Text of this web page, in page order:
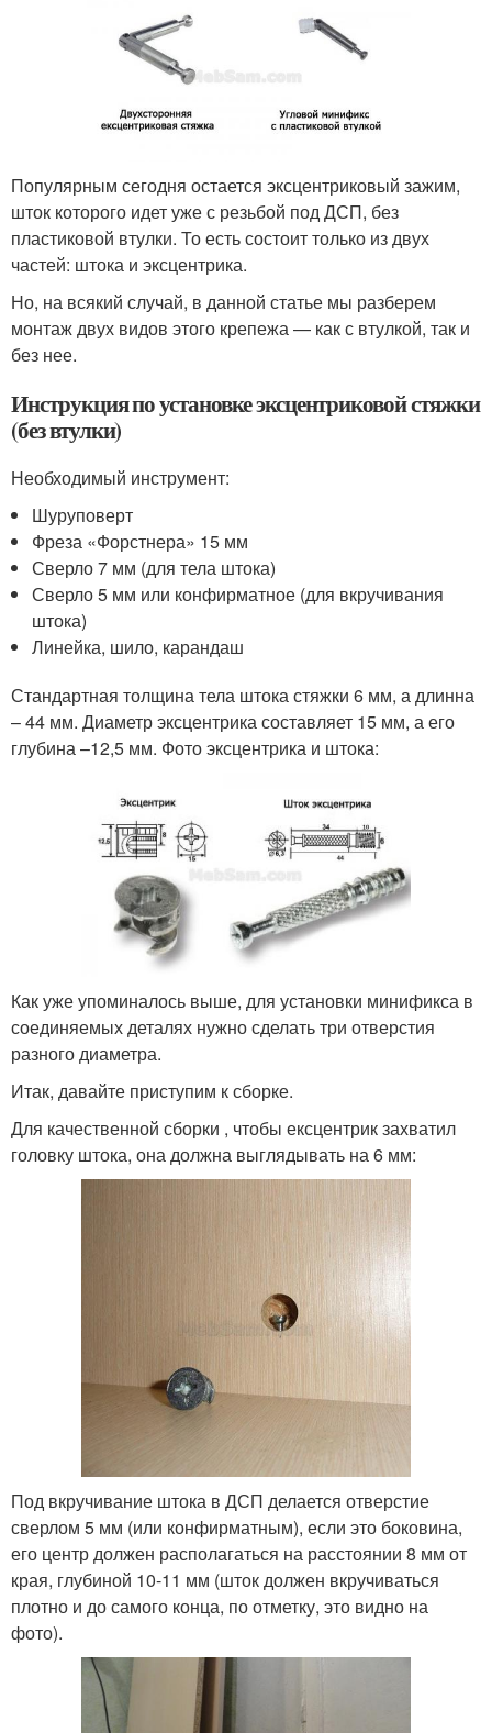
Популярным сегодня остается эксцентриковый зажим,
шток которого идет уже с резьбой под ДСП, без
пластиковой втулки. То есть состоит только из двух
частей: штока и эксцентрика.
Но, на всякий случай, в данной статье мы разберем
монтаж двух видов этого крепежа — как с втулкой, так и
без нее.
Инструкция по установке эксцентриковой стяжки
(без втулки)
Необходимый инструмент:
Шуруповерт
Фреза «Форстнера» 15 мм
Сверло 7 мм (для тела штока)
Сверло 5 мм или конфирматное (для вкручивания
штока)
Линейка, шило, карандаш
Стандартная толщина тела штока стяжки 6 мм, а длинна
– 44 мм. Диаметр эксцентрика составляет 15 мм, а его
глубина –12,5 мм. Фото эксцентрика и штока:
Как уже упоминалось выше, для установки минификса в
соединяемых деталях нужно сделать три отверстия
разного диаметра.
Итак, давайте приступим к сборке.
Для качественной сборки , чтобы ексцентрик захватил
головку штока, она должна выглядывать на 6 мм:
Под вкручивание штока в ДСП делается отверстие
сверлом 5 мм (или конфирматным), если это боковина,
его центр должен располагаться на расстоянии 8 мм от
края, глубиной 10-11 мм (шток должен вкручиваться
плотно и до самого конца, по отметку, это видно на
фото).